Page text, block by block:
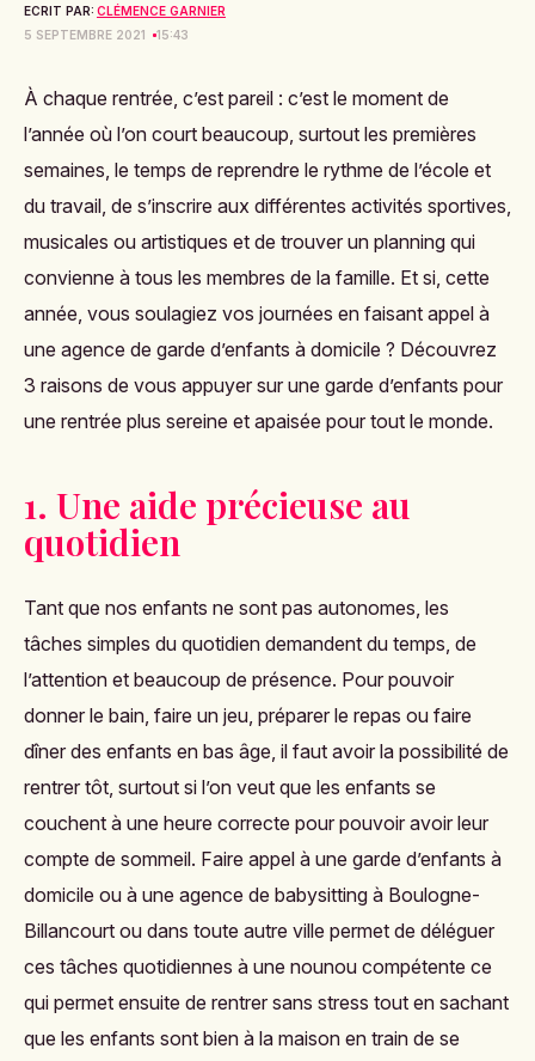
ECRIT PAR: CLÉMENCE GARNIER
5 SEPTEMBRE 2021
15:43
À chaque rentrée, c’est pareil : c’est le moment de
l’année où l’on court beaucoup, surtout les premières
semaines, le temps de reprendre le rythme de l’école et
du travail, de s’inscrire aux différentes activités sportives,
musicales ou artistiques et de trouver un planning qui
convienne à tous les membres de la famille. Et si, cette
année, vous soulagiez vos journées en faisant appel à
une agence de garde d’enfants à domicile ? Découvrez
3 raisons de vous appuyer sur une garde d’enfants pour
une rentrée plus sereine et apaisée pour tout le monde.
1. Une aide précieuse au
quotidien
Tant que nos enfants ne sont pas autonomes, les
tâches simples du quotidien demandent du temps, de
l’attention et beaucoup de présence. Pour pouvoir
donner le bain, faire un jeu, préparer le repas ou faire
dîner des enfants en bas âge, il faut avoir la possibilité de
rentrer tôt, surtout si l’on veut que les enfants se
couchent à une heure correcte pour pouvoir avoir leur
compte de sommeil. Faire appel à une garde d’enfants à
domicile ou à une agence de babysitting à Boulogne-
Billancourt ou dans toute autre ville permet de déléguer
ces tâches quotidiennes à une nounou compétente ce
qui permet ensuite de rentrer sans stress tout en sachant
que les enfants sont bien à la maison en train de se